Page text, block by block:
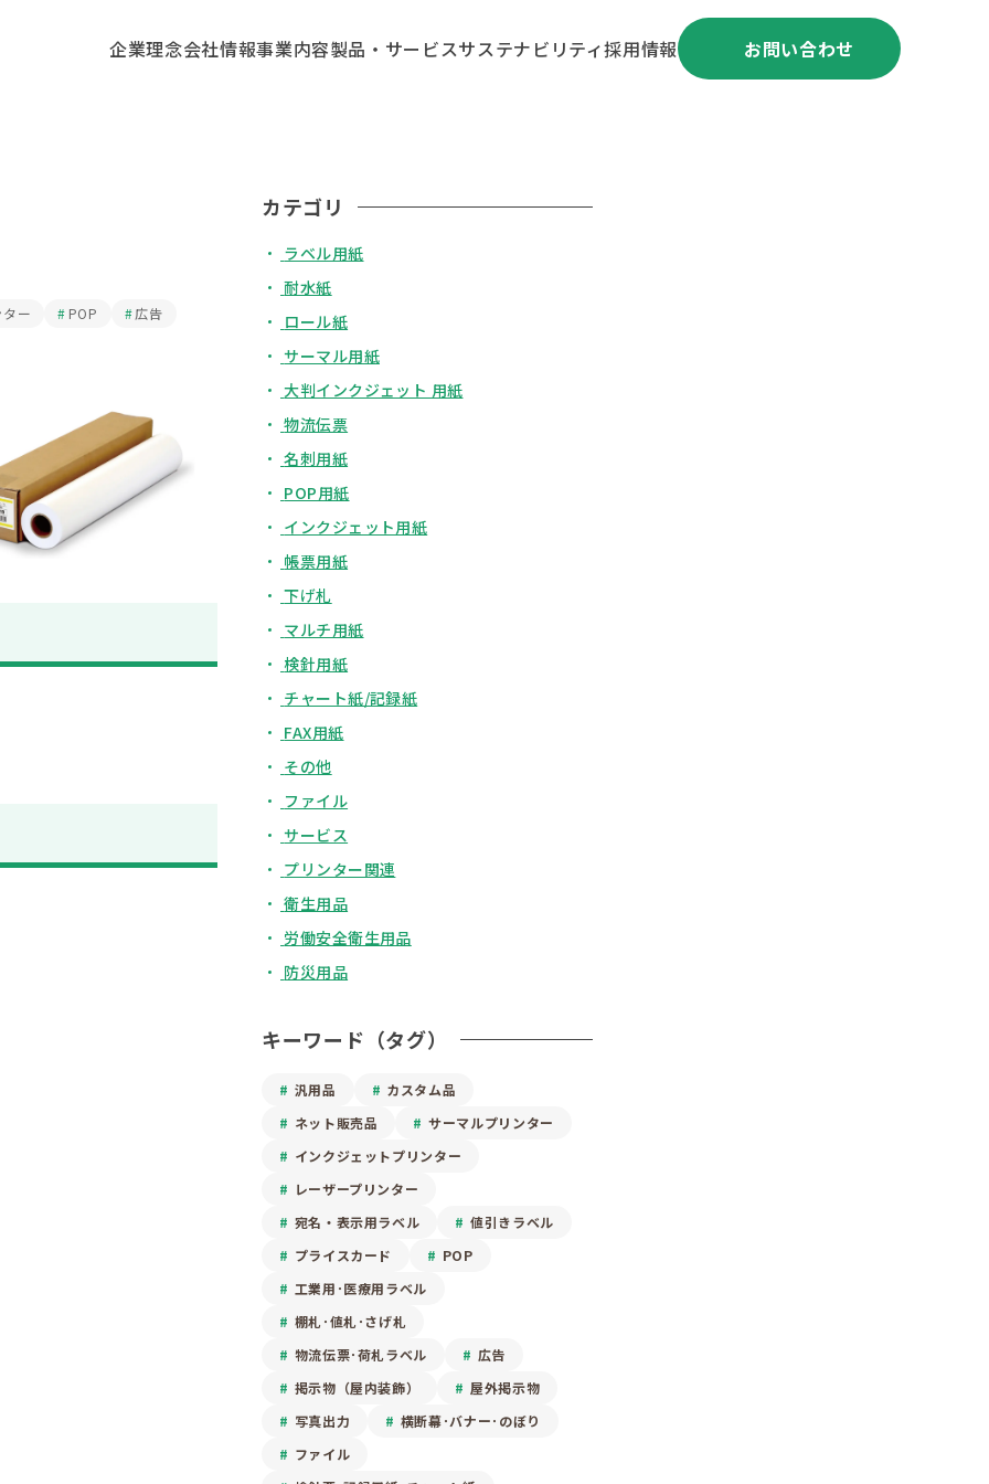
企業理念会社情報事業内容製品・サービスサステナビリティ採用情報 お問い合わせ
ー POP 広告
カテゴリ
ラベル用紙
耐水紙
ロール紙
サーマル用紙
大判インクジェット 用紙
物流伝票
名刺用紙
POP用紙
インクジェット用紙
帳票用紙
下げ札
マルチ用紙
検針用紙
チャート紙/記録紙
FAX用紙
その他
ファイル
サービス
プリンター関連
衛生用品
労働安全衛生用品
防災用品
キーワード（タグ）
汎用品
カスタム品
ネット販売品
サーマルプリンター
インクジェットプリンター
レーザープリンター
宛名・表示用ラベル
値引きラベル
プライスカード
POP
工業用･医療用ラベル
棚札･値札･さげ札
物流伝票･荷札ラベル
広告
掲示物（屋内装飾）
屋外掲示物
写真出力
横断幕･バナー･のぼり
ファイル